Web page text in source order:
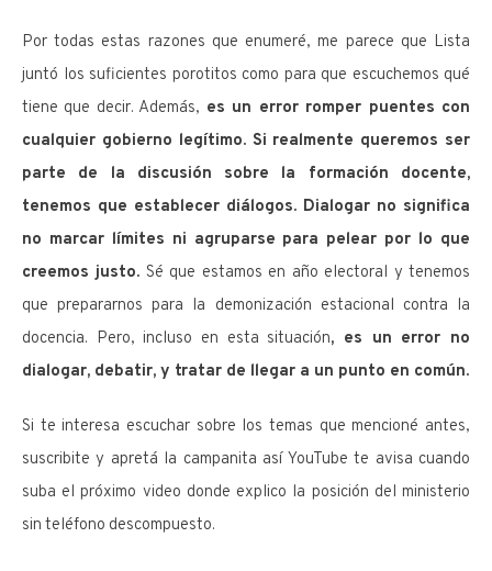
Por todas estas razones que enumeré, me parece que Lista
juntó los suficientes porotitos como para que escuchemos qué
tiene que decir. Además, es un error romper puentes con
cualquier gobierno legítimo. Si realmente queremos ser
parte de la discusión sobre la formación docente,
tenemos que establecer diálogos. Dialogar no significa
no marcar límites ni agruparse para pelear por lo que
creemos justo. Sé que estamos en año electoral y tenemos
que prepararnos para la demonización estacional contra la
docencia. Pero, incluso en esta situación, es un error no
dialogar, debatir, y tratar de llegar a un punto en común.
Si te interesa escuchar sobre los temas que mencioné antes,
suscribite y apretá la campanita así YouTube te avisa cuando
suba el próximo video donde explico la posición del ministerio
sin teléfono descompuesto.